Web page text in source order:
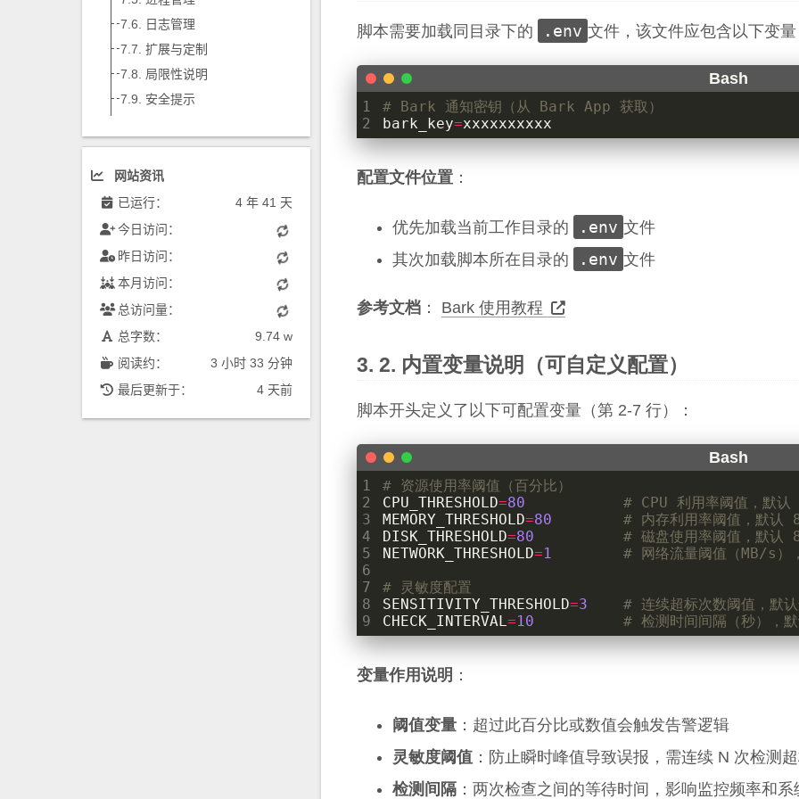
日志管理
扩展与定制
局限性说明
安全提示
网站资讯
已运行：
4 年 41 天
今日访问：
昨日访问：
本月访问：
总访问量：
总字数：
9.74 w
阅读约：
3 小时 33 分钟
最后更新于：
4 天前
脚本需要加载同目录下的 .env 文件，该文件应包含以下变
1
2
# Bark 通知密钥（从 Bark App 获取）
bark_key=xxxxxxxxxx
配置文件位置 ：
优先加载当前工作目录的 .env 文件
其次加载脚本所在目录的
.env 文件
参考文档 ： Bark 使用教程
内置变量说明（可自定义配置）
脚本开头定义了以下可配置变量（第 2-7 行）：
1
2
3
4
5
6
7
8
9
# 资源使用率阈值（百分比）
CPU_THRESHOLD=80
# CPU 利用率阈值，默认
MEMORY_THRESHOLD=80
# 内存利用率阈值，默认
DISK_THRESHOLD=80
# 磁盘使用率阈值，默认
NETWORK_THRESHOLD=1
# 网络流量阈值（MB/s）
# 灵敏度配置
SENSITIVITY_THRESHOLD=3
# 连续超标次数阈值，默
CHECK_INTERVAL =10 # 检测时间间隔（秒），
变量作用说明 ：
阈值变量 ：超过此百分比或数值会触发告警逻辑
灵敏度阈值 ：防止瞬时峰值导致误报，需连续 N 次检测
检测间隔 ：两次检查之间的等待时间，影响监控频率和系